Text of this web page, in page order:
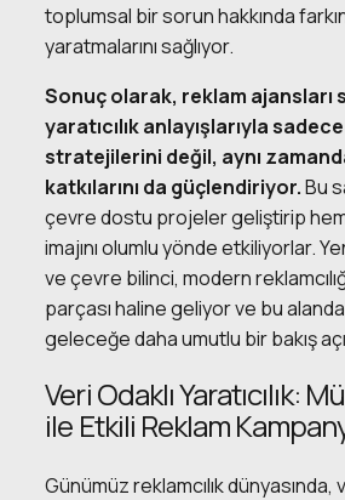
toplumsal bir sorun hakkında
yaratmalarını sağlıyor.
Sonuç olarak, reklam ajansları
yaratıcılık anlayışlarıyla
stratejilerini değil, aynı
katkılarını da güçlendiriyor.Bu
çevre dostu projeler geliştirip
imajını olumlu yönde etkiliyorlar.
ve çevre bilinci, modern
parçası haline geliyor ve bu alanda
geleceğe daha umutlu bir bakış
Veri Odaklı Yaratıcılık:
ile Etkili Reklam
Günümüz reklamcılık dünyasında,